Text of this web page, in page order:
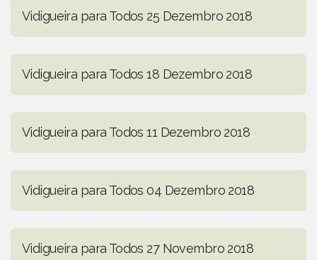
Vidigueira para Todos 25 Dezembro 2018
Vidigueira para Todos 18 Dezembro 2018
Vidigueira para Todos 11 Dezembro 2018
Vidigueira para Todos 04 Dezembro 2018
Vidigueira para Todos 27 Novembro 2018